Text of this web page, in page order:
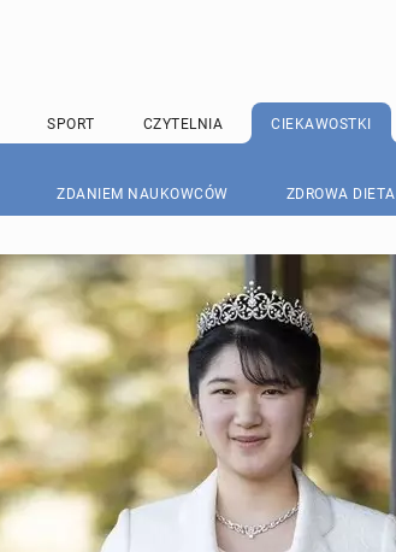
SPORT CZYTELNIA CIEKAWOSTKI
ZDANIEM NAUKOWCÓW ZDROWA DIETA